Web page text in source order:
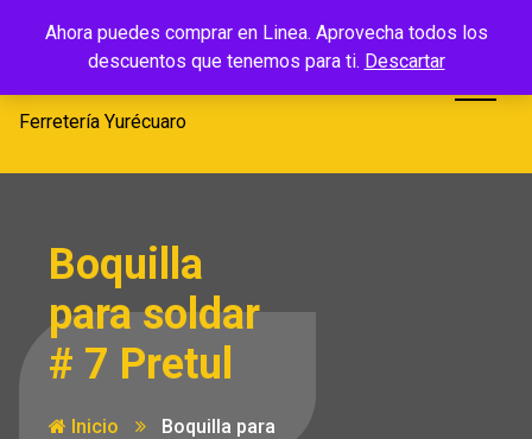
Ahora puedes comprar en Linea. Aprovecha todos los
descuentos que tenemos para ti. Descartar
Ferretería
Yurécuaro
Ferretería Yurécuaro
Boquilla
para soldar
# 7 Pretul
Inicio
Boquilla para